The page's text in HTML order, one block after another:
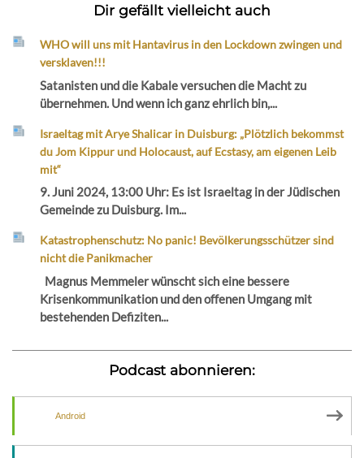
Dir gefällt vielleicht auch
WHO will uns mit Hantavirus in den Lockdown zwingen und
versklaven!!!
Satanisten und die Kabale versuchen die Macht zu
übernehmen. Und wenn ich ganz ehrlich bin,...
Israeltag mit Arye Shalicar in Duisburg: „Plötzlich bekommst
du Jom Kippur und Holocaust, auf Ecstasy, am eigenen Leib
mit“
9. Juni 2024, 13:00 Uhr: Es ist Israeltag in der Jüdischen
Gemeinde zu Duisburg. Im...
Katastrophenschutz: No panic! Bevölkerungsschützer sind
nicht die Panikmacher
Magnus Memmeler wünscht sich eine bessere
Krisenkommunikation und den offenen Umgang mit
bestehenden Defiziten...
Podcast abonnieren:
Android